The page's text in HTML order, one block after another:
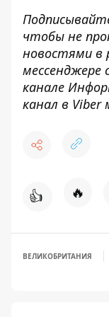
чтобы не
новостями в
мессенджере
канале
канал в
👍 🔥
ВЕЛИКОБРИТАНИЯ